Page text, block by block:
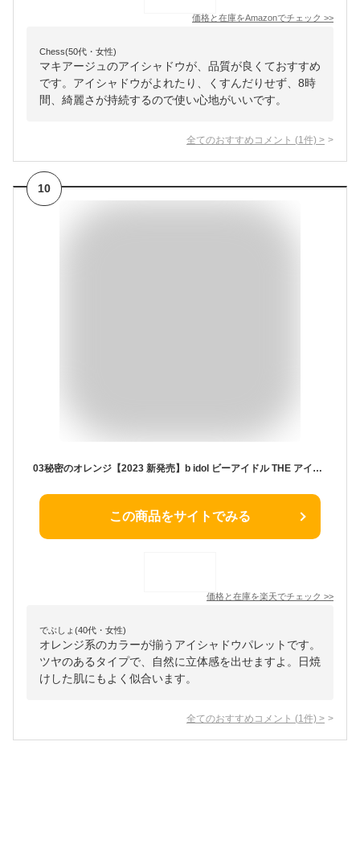
価格と在庫をAmazonでチェック >>
Chess(50代・女性)
マキアージュのアイシャドウが、品質が良くておすすめ
です。アイシャドウがよれたり、くすんだりせず、8時
間、綺麗さが持続するので使い心地がいいです。
全てのおすすめコメント (1 件) >
10
03秘密のオレンジ【2023 新発売】b idol ビーアイドル THE アイパレR『03 秘密のオレンジ』アイシャドウ アイシャドウパレット
この商品をサイトでみる
価格と在庫を楽天でチェック >>
でぶしょ(40代・女性)
オレンジ系のカラーが揃うアイシャドウパレットです。
ツヤのあるタイプで、自然に立体感を出せますよ。日焼
けした肌にもよく似合います。
全てのおすすめコメント (1 件) >